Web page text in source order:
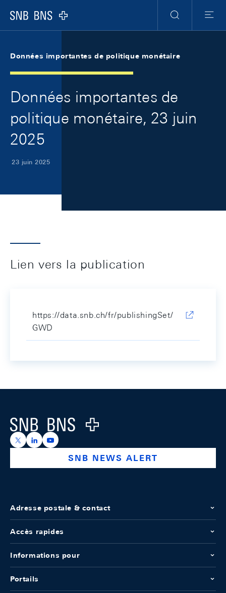
Logo
RechercheMenu
Données importantes de politique monétaire
Données importantes de
politique monétaire, 23 juin
2025
23 juin 2025
Lien vers la publication
https://data.snb.ch/fr/publishingSet/
GWD
Logo
https://x.com/snb_bns
https://ch.linkedin.com/company/swiss-national-
https://www.youtube.com/@swissnationalbank
SNB NEWS ALERT
Adresse postale & contact
Accès rapides
Informations pour
Portails